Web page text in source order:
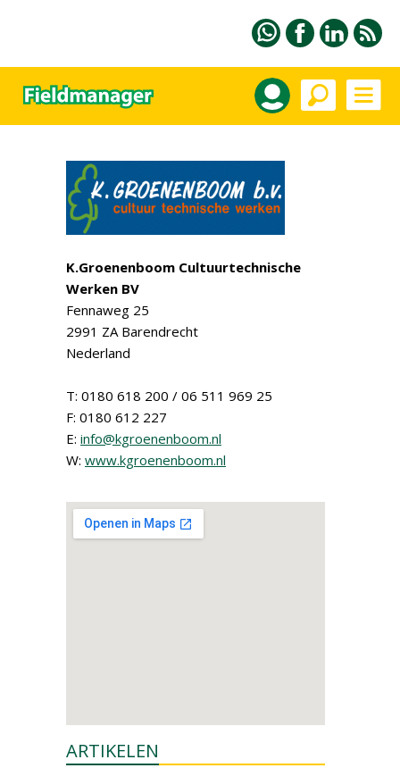
K.Groenenboom Cultuurtechnische
Werken BV
Fennaweg 25
2991 ZA Barendrecht
Nederland
T: 0180 618 200 / 06 511 969 25
F: 0180 612 227
E: info@kgroenenboom.nl
W: www.kgroenenboom.nl
ARTIKELEN